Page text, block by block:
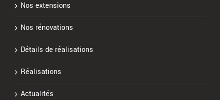
Nos extensions
Nos rénovations
Détails de réalisations
Réalisations
Actualités